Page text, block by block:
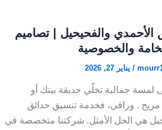
الأحمدي والفحيحيل | تصاميم
والخصوصية
/ يناير 27, 2026
لمسة جمالية تخلّي حديقة بيتك أو
مريح . وراقي، فخدمة تنسيق حدائق
هي الحل الأمثل. شركتنا متخصصة في